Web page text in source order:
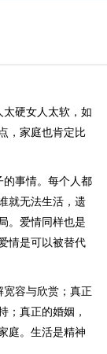
硬女人太软，如
，家庭也肯定比
的事情。每个人都
就无法生活，遗
。爱情同样也是
情是可以被替代
容与欣赏；真正
；真正的婚姻，
庭。生活是精神